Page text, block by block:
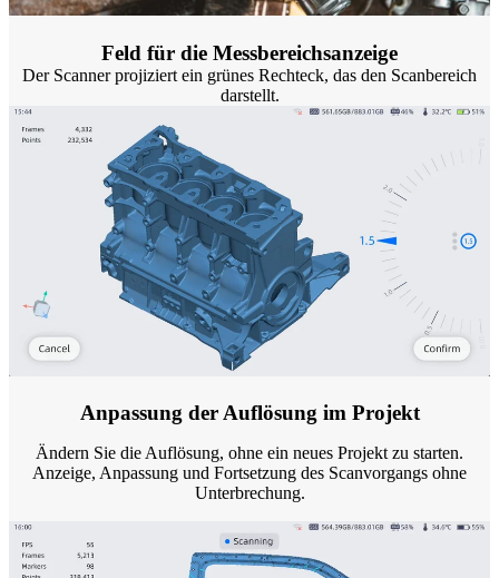
Feld für die Messbereichsanzeige
Der Scanner projiziert ein grünes Rechteck, das den Scanbereich
darstellt.
Anpassung der Auflösung im Projekt
Ändern Sie die Auflösung, ohne ein neues Projekt zu starten.
Anzeige, Anpassung und Fortsetzung des Scanvorgangs ohne
Unterbrechung.